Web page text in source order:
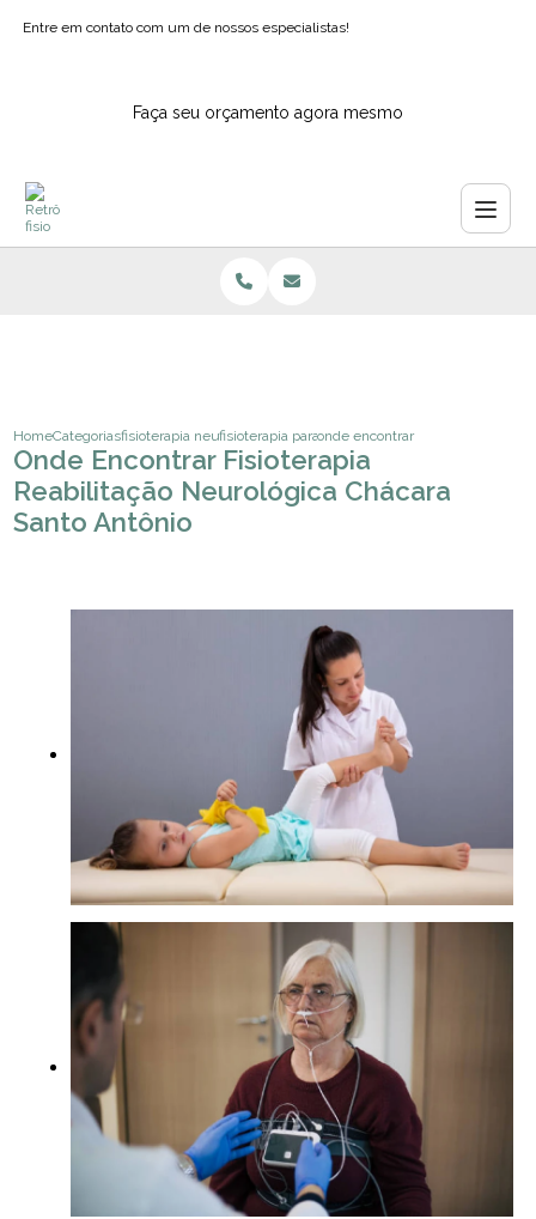
Entre em contato com um de nossos especialistas!
Faça seu orçamento agora mesmo
HomeCategoriasfisioterapia neurologicafisioterapia para epilepsiaonde encontrar fisioterapia
Onde Encontrar Fisioterapia
Reabilitação Neurológica Chácara
Santo Antônio